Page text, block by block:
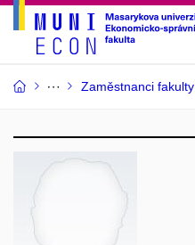
Zaměstnanci fakulty